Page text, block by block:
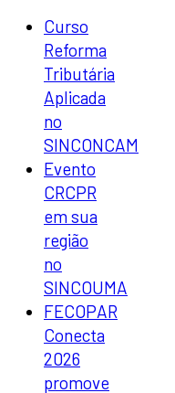
Curso
Reforma
Tributária
Aplicada
no
SINCONCAM
Evento
CRCPR
em sua
região
no
SINCOUMA
FECOPAR
Conecta
2026
promove